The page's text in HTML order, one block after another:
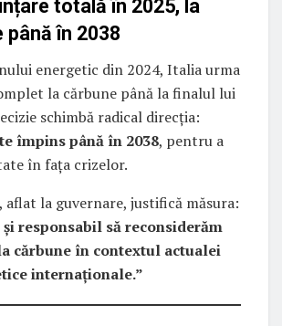
totală în 2025, la
până în 2038
energetic din 2024, Italia urma
la cărbune până la finalul lui
schimbă radical direcția:
împins până în 2038, pentru a
în fața crizelor.
aflat la guvernare, justifică măsura:
și responsabil să reconsiderăm
cărbune în contextul actualei
internaționale.”